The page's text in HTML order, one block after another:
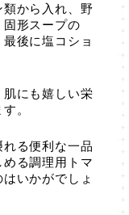
から入れ、野
形スープの
後に塩コショ
にも嬉しい栄
。
る便利な一品
る調理用トマ
いかがでしょ